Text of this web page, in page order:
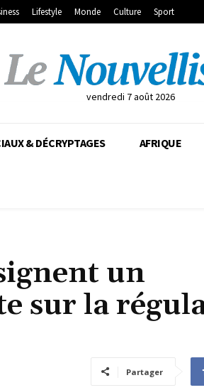
Lifestyle Monde Culture Sport
vendredi 7 août 2026
& DÉCRYPTAGES AFRIQUE
un
sur la
Partager